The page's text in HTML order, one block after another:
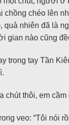
chéo lên
quả nhiên đã là
gian nào cũng
trong tay Tần
chút thôi, em cầm
veo: “Tôi nói